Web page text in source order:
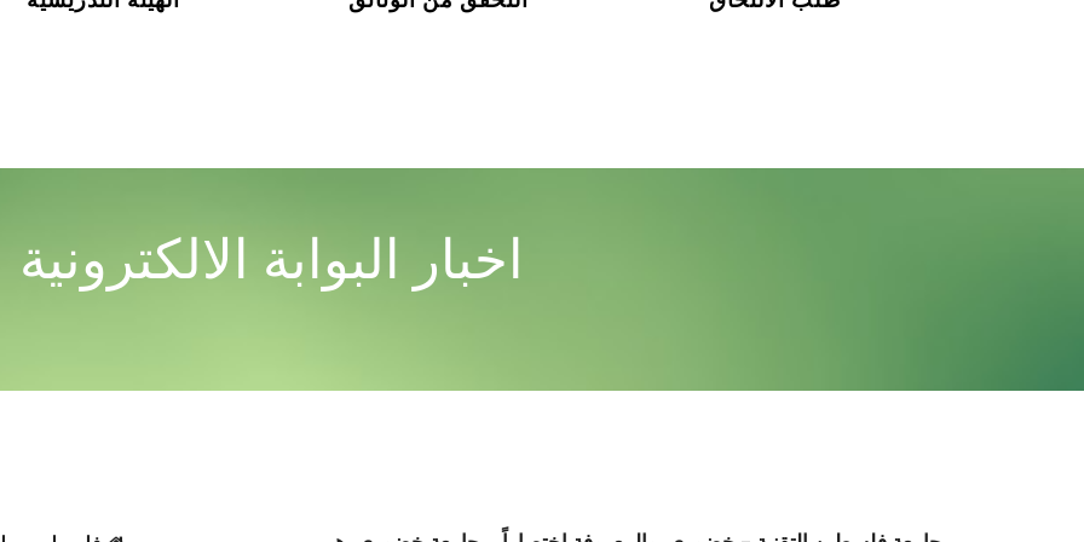
اخبار البوابة الالكترونية